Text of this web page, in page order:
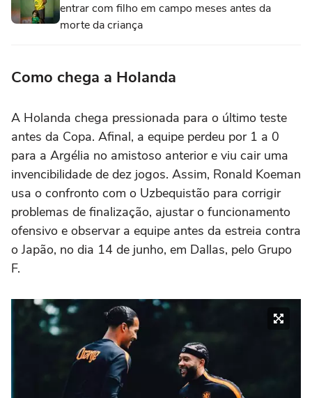
entrar com filho em campo meses antes da
morte da criança
Como chega a Holanda
A Holanda chega pressionada para o último teste
antes da Copa. Afinal, a equipe perdeu por 1 a 0
para a Argélia no amistoso anterior e viu cair uma
invencibilidade de dez jogos. Assim, Ronald Koeman
usa o confronto com o Uzbequistão para corrigir
problemas de finalização, ajustar o funcionamento
ofensivo e observar a equipe antes da estreia contra
o Japão, no dia 14 de junho, em Dallas, pelo Grupo
F.